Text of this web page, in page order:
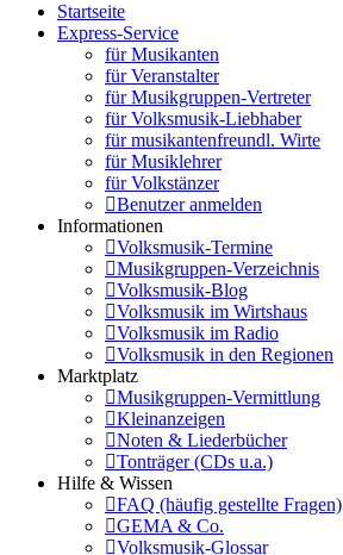
Startseite
Express-Service
für Musikanten
für Veranstalter
für Musikgruppen-Vertreter
für Volksmusik-Liebhaber
für musikantenfreundl. Wirte
für Musiklehrer
für Volkstänzer
Benutzer anmelden
Informationen
Volksmusik-Termine
Musikgruppen-Verzeichnis
Volksmusik-Blog
Volksmusik im Wirtshaus
Volksmusik im Radio
Volksmusik in den Regionen
Marktplatz
Musikgruppen-Vermittlung
Kleinanzeigen
Noten & Liederbücher
Tonträger (CDs u.a.)
Hilfe & Wissen
FAQ (häufig gestellte Fragen)
GEMA & Co.
Volksmusik-Glossar